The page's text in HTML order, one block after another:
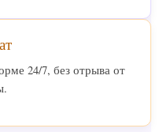
24/7, без отрыва от